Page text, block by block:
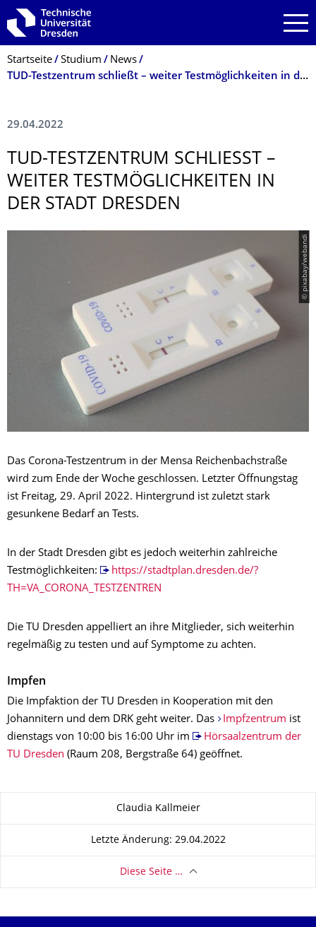
Zur Hauptnavigation springen
Zur Suche springen
Zum Inhalt springen
Breadcrumb-Menü
Startseite Studium
News
TUD-Testzentrum schließt – weiter Testmöglichkeiten in der Stadt Dresden
29.04.2022
TUD-TESTZENTRUM SCHLIESST – W
EITER TESTMÖGLICHKEI­TEN IN D
ER STADT DRESDEN
© pixabay/webandi
Das Corona-Testzentrum in der Mensa Reichenbachstraße
wird zum Ende der Woche geschlossen. Letzter Öffnungstag
ist Freitag, 29. April 2022. Hintergrund ist zuletzt stark
gesunkene Bedarf an Tests.
In der Stadt Dresden gibt es jedoch weiterhin zahlreiche
Testmöglichkeiten:
https://stadtplan.dresden.de/?
TH=VA_CORONA_TESTZENTREN
Die TU Dresden appelliert an ihre Mitglieder, sich weiterhin
regelmäßig zu testen und auf Symptome zu achten.
Impfen
Die Impfaktion der TU Dresden in Kooperation mit den
Johannitern und dem DRK geht weiter. Das
Impfzentrum ist
dienstags von 10:00 bis 16:00 Uhr im
Hörsaalzentrum der
TU Dresden (Raum 208, Bergstraße 64) geöffnet.
Claudia Kallmeier
Letzte Änderung: 29.04.2022
Diese Seite …